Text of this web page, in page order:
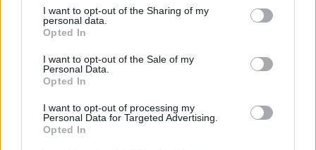
not limited to your visit or usage behaviour. You may click to
grant or deny consent to Google and its third-party tags to
use your data for below specified purposes in below Google
consent section.
I want to opt-out of the Sharing of my
personal data.
Opted In
I want to opt-out of the Sale of my
Personal Data.
Opted In
I want to opt-out of processing my
Personal Data for Targeted Advertising.
Opted In
τα 750 ευρώ τον μήνα. Το υπόλοιπο
θα
καταβάλλεται από τον φορέα απασχόλησης.
ΑΣΕΠ: Πιστοποίηση Αγγλικών σε
μόνο 2 ημέρες στα χέρια σας